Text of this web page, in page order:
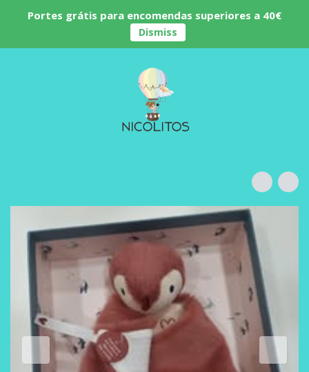
Portes grátis para encomendas superiores a 40€
Dismiss